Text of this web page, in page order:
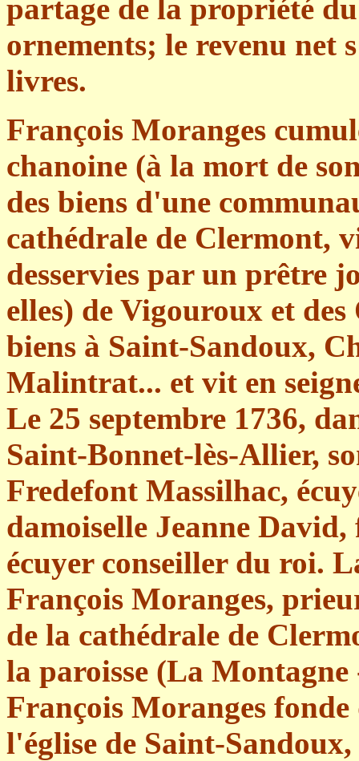
partage de la propriété
ornements; le revenu net
livres.
François Moranges
chanoine (à la mort de
des biens d'une
cathédrale de Clermont,
desservies par un prêtre
elles) de Vigouroux et
biens à Saint-Sandoux,
Malintrat... et vit en
Le 25 septembre 1736,
Saint-Bonnet-lès-Allier,
Fredefont Massilhac,
damoiselle Jeanne
écuyer conseiller du roi.
François Moranges,
de la cathédrale de
la paroisse (La Montagne
François Moranges fonde
l'église de Saint-Sandoux,